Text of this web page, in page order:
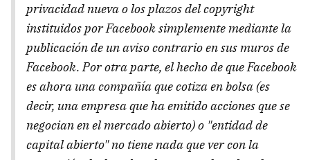
privacidad nueva o los plazos del copyright
instituidos por Facebook simplemente mediante la
publicación de un aviso contrario en sus muros de
Facebook. Por otra parte, el hecho de que Facebook
es ahora una compañía que cotiza en bolsa (es
decir, una empresa que ha emitido acciones que se
negocian en el mercado abierto) o "entidad de
capital abierto" no tiene nada que ver con la